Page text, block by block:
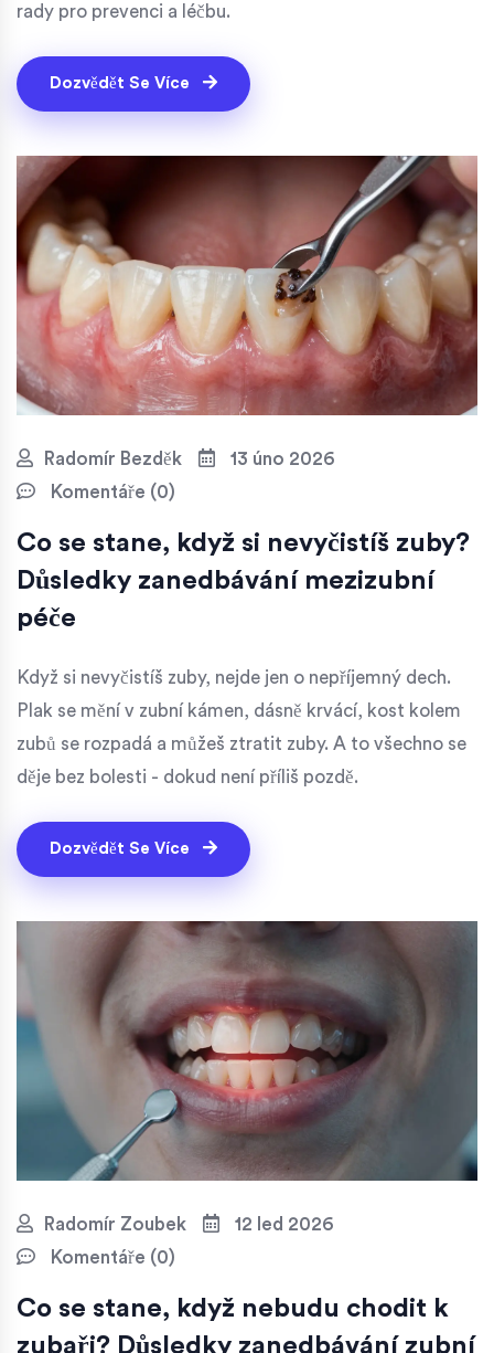
rady pro prevenci a léčbu.
Dozvědět Se Více
Radomír Bezděk
13 úno 2026
Komentáře (0)
Co se stane, když si nevyčistíš zuby?
Důsledky zanedbávání mezizubní
péče
Když si nevyčistíš zuby, nejde jen o nepříjemný dech.
Plak se mění v zubní kámen, dásně krvácí, kost kolem
zubů se rozpadá a můžeš ztratit zuby. A to všechno se
děje bez bolesti - dokud není příliš pozdě.
Dozvědět Se Více
Radomír Zoubek
12 led 2026
Komentáře (0)
Co se stane, když nebudu chodit k
zubaři? Důsledky zanedbávání zubní